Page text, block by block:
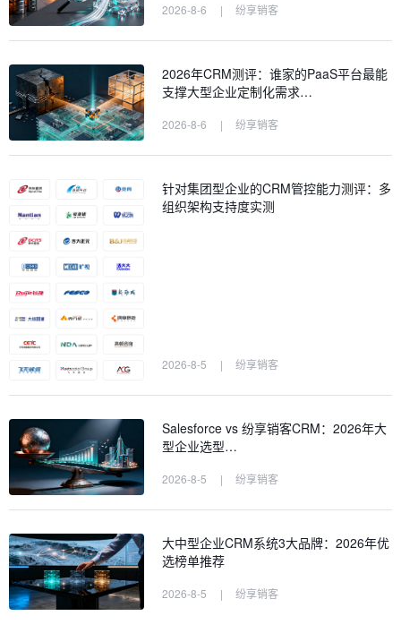
2026-8-6 | 纷享销客
2026年CRM测评：谁家的PaaS平台最能
支撑大型企业定制化需求…
2026-8-6 | 纷享销客
针对集团型企业的CRM管控能力测评：多
组织架构支持度实测
2026-8-5 | 纷享销客
Salesforce vs 纷享销客CRM：2026年大
型企业选型…
2026-8-5 | 纷享销客
大中型企业CRM系统3大品牌：2026年优
选榜单推荐
2026-8-5 | 纷享销客